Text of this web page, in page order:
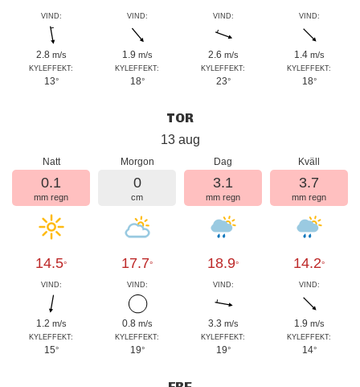
VIND:
2.8 m/s
KYLEFFEKT:
13°
VIND:
1.9 m/s
KYLEFFEKT:
18°
VIND:
2.6 m/s
KYLEFFEKT:
23°
VIND:
1.4 m/s
KYLEFFEKT:
18°
TOR
13 aug
Natt
0.1
mm regn
14.5°
VIND:
1.2 m/s
KYLEFFEKT:
15°
Morgon
0
cm
17.7°
VIND:
0.8 m/s
KYLEFFEKT:
19°
Dag
3.1
mm regn
18.9°
VIND:
3.3 m/s
KYLEFFEKT:
19°
Kväll
3.7
mm regn
14.2°
VIND:
1.9 m/s
KYLEFFEKT:
14°